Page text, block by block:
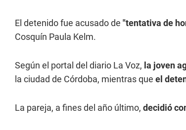
El detenido fue acusado de "tentativa de
Cosquín Paula Kelm.
Según el portal del diario La Voz, la joven
la ciudad de Córdoba, mientras que el
La pareja, a fines del año último, decidió